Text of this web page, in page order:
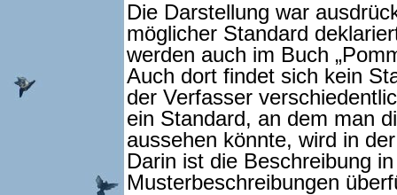
Die Darstellung war
möglicher Standard
werden auch im Buch
Auch dort findet sich kein
der Verfasser
ein Standard, an dem man
aussehen könnte, wird in
Darin ist die Beschreibung
Musterbeschreibungen